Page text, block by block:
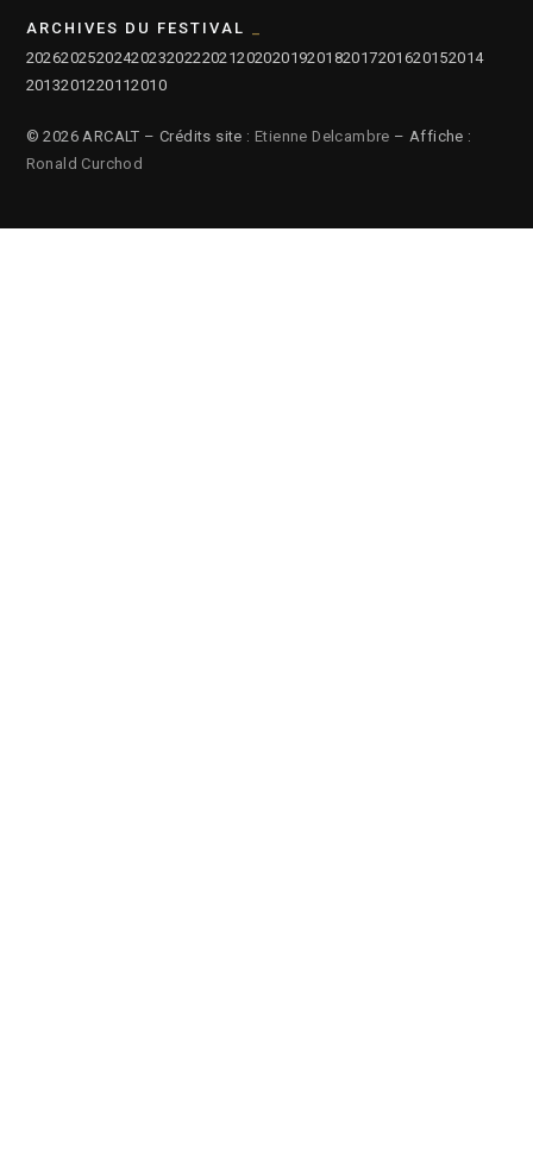
ARCHIVES DU FESTIVAL
2026202520242023202220212020201920182017201620152014
2013201220112010
© 2026 ARCALT – Crédits site : Etienne Delcambre – Affiche :
Ronald Curchod